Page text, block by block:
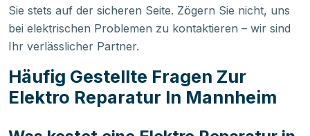
Sie stets auf der sicheren Seite. Zögern Sie nicht, uns
bei elektrischen Problemen zu kontaktieren – wir sind
Ihr verlässlicher Partner.
Häufig Gestellte Fragen Zur
Elektro Reparatur In Mannheim